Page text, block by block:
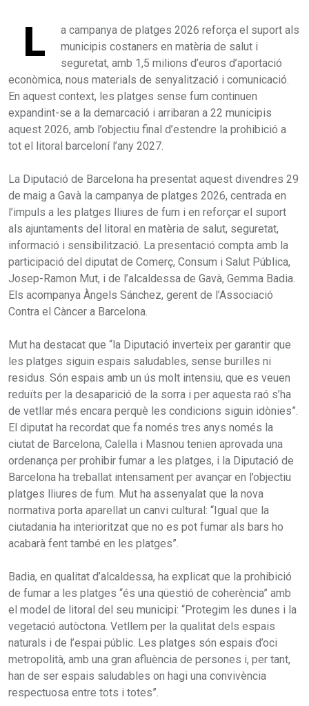
L
a campanya de platges 2026 reforça el suport als
municipis costaners en matèria de salut i
seguretat, amb 1,5 milions d’euros d’aportació
econòmica, nous materials de senyalització i comunicació.
En aquest context, les platges sense fum continuen
expandint-se a la demarcació i arribaran a 22 municipis
aquest 2026, amb l’objectiu final d’estendre la prohibició a
tot el litoral barceloní l’any 2027.
La Diputació de Barcelona ha presentat aquest divendres 29
de maig a Gavà la campanya de platges 2026, centrada en
l’impuls a les platges lliures de fum i en reforçar el suport
als ajuntaments del litoral en matèria de salut, seguretat,
informació i sensibilització. La presentació compta amb la
participació del diputat de Comerç, Consum i Salut Pública,
Josep-Ramon Mut, i de l’alcaldessa de Gavà, Gemma Badia.
Els acompanya Àngels Sánchez, gerent de l’Associació
Contra el Càncer a Barcelona.
Mut ha destacat que “la Diputació inverteix per garantir que
les platges siguin espais saludables, sense burilles ni
residus. Són espais amb un ús molt intensiu, que es veuen
reduïts per la desaparició de la sorra i per aquesta raó s’ha
de vetllar més encara perquè les condicions siguin idònies”.
El diputat ha recordat que fa només tres anys només la
ciutat de Barcelona, Calella i Masnou tenien aprovada una
ordenança per prohibir fumar a les platges, i la Diputació de
Barcelona ha treballat intensament per avançar en l’objectiu
platges lliures de fum. Mut ha assenyalat que la nova
normativa porta aparellat un canvi cultural: “Igual que la
ciutadania ha interioritzat que no es pot fumar als bars ho
acabarà fent també en les platges”.
Badia, en qualitat d’alcaldessa, ha explicat que la prohibició
de fumar a les platges “és una qüestió de coherència” amb
el model de litoral del seu municipi: “Protegim les dunes i la
vegetació autòctona. Vetllem per la qualitat dels espais
naturals i de l’espai públic. Les platges són espais d’oci
metropolità, amb una gran afluència de persones i, per tant,
han de ser espais saludables on hagi una convivència
respectuosa entre tots i totes”.